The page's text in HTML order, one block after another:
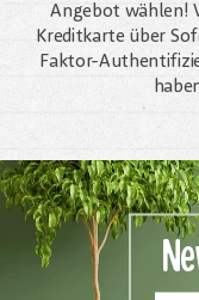
Angebot wählen!
Kreditkarte über
Faktor-